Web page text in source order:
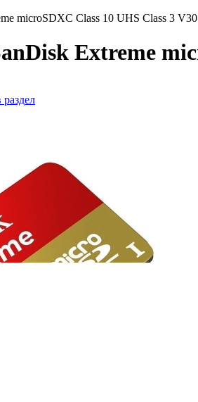
microSDXC Class 10 UHS Class 3
Extreme